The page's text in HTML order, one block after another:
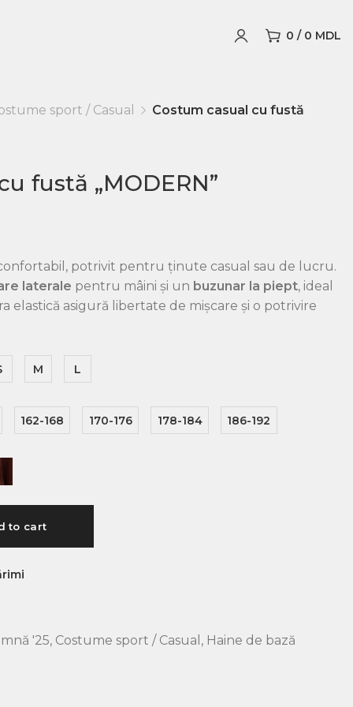
0 / 0 MDL
sport / Casual Costum casual cu fustă
fustă „MODERN”
potrivit pentru ținute casual sau de lucru.
laterale pentru mâini și un buzunar la piept, ideal
elastică asigură libertate de mișcare și o potrivire
M L
162-168 170-176 178-184 186-192
to cart
'25, Costume sport / Casual , Haine de bază